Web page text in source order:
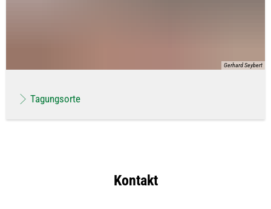
Gerhard Seybert
Tagungsorte
Kontakt